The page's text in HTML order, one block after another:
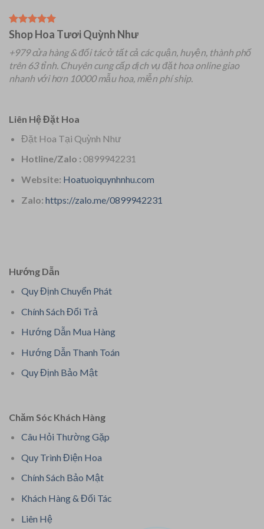
Shop Hoa Tươi Quỳnh Như
+979 cửa hàng & đối tác ở tất cả các quận, huyện, thành phố
trên 63 tỉnh. Chuyên cung cấp dịch vụ đặt hoa online giao
nhanh với hơn 10000 mẫu hoa, miễn phí ship.
Liên Hệ Đặt Hoa
Đặt Hoa Tại Quỳnh Như
Hotline/Zalo : 0899942231
Website: Hoatuoiquynhnhu.com
Zalo: https://zalo.me/0899942231
Hướng Dẫn
Quy Định Chuyển Phát
Chính Sách Đổi Trả
Hướng Dẫn Mua Hàng
Hướng Dẫn Thanh Toán
Quy Định Bảo Mật
Chăm Sóc Khách Hàng
Câu Hỏi Thường Gặp
Quy Trình Điện Hoa
Chính Sách Bảo Mật
Khách Hàng & Đối Tác
Liên Hệ